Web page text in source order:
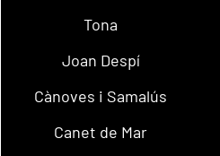
Tona
Joan Despí
Cànoves i Samalús
Canet de Mar